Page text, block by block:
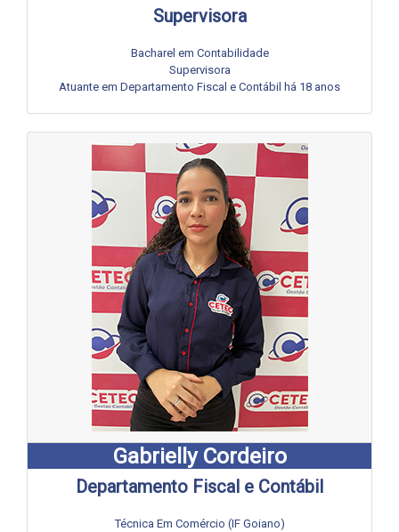
Supervisora
Bacharel em Contabilidade
Supervisora
Atuante em Departamento Fiscal e Contábil há 18 anos
Gabrielly Cordeiro
Departamento Fiscal e Contábil
Técnica Em Comércio (IF Goiano)